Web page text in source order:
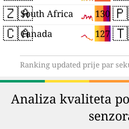
🇿🇦 130
South Africa
🇨🇦 127
Canada
Ranking updated prije par
Analiza kvaliteta